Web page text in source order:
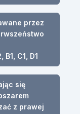
przez
B1, C1, D1
się
z prawej